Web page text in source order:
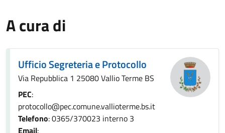
A cura di
Ufficio Segreteria e Protocollo
Via Repubblica 1 25080 Vallio Terme BS
PEC:
protocollo@pec.comune.vallioterme.bs.it
Telefono: 0365/370023 interno 3